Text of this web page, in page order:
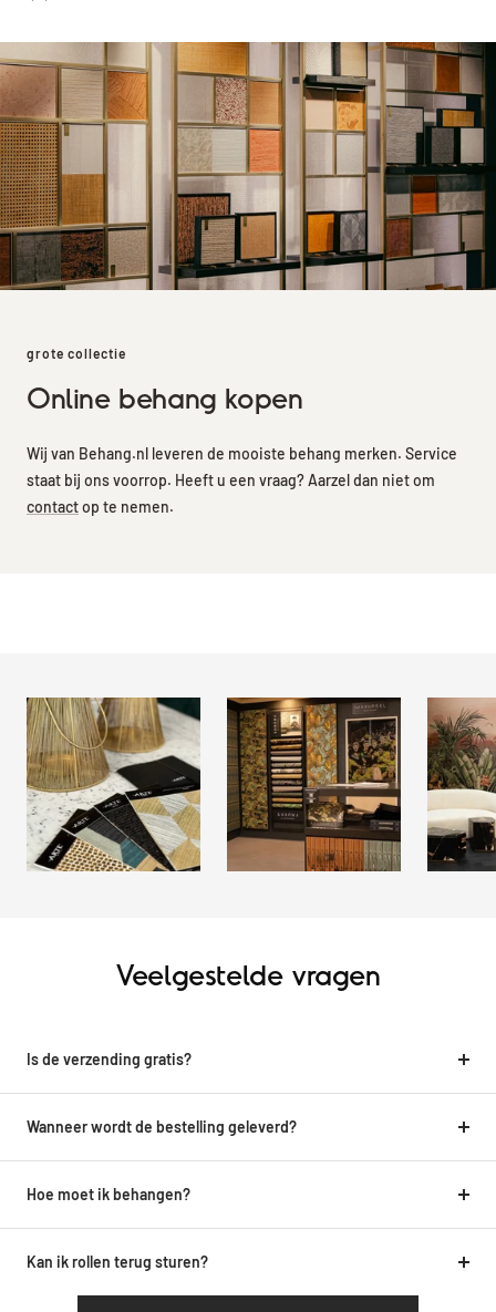
grote collectie
Online behang kopen
Wij van Behang.nl leveren de mooiste behang merken. Service
staat bij ons voorrop. Heeft u een vraag? Aarzel dan niet om
contactop te nemen.
Veelgestelde vragen
Is de verzending gratis?
Wanneer wordt de bestelling geleverd?
Hoe moet ik behangen?
Kan ik rollen terug sturen?